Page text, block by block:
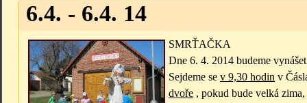
6.4. - 6.4. 14
SMRŤAČKA
Dne 6. 4. 2014 budeme
Sejdeme se v 9,30 hodin v
dvoře , pokud bude velká